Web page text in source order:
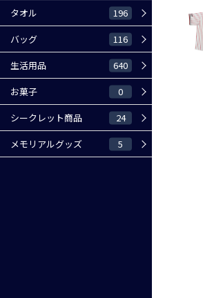
タオル 196
バッグ 116
生活用品 640
お菓子 0
シークレット商品 24
メモリアルグッズ 5